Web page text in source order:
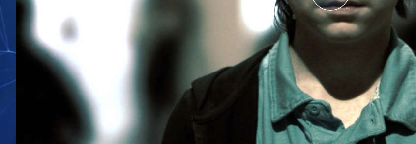
Play
Video